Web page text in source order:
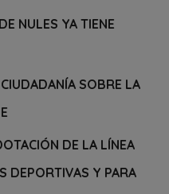
NULES YA TIENE
SOBRE LA
DE LA LÍNEA
DEPORTIVAS Y PARA